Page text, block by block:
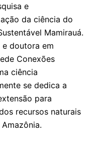
e
da ciência do
Mamirauá.
doutora em
Conexões
ciência
se dedica a
para
recursos naturais